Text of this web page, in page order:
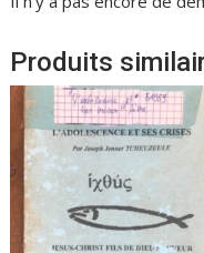
Produits